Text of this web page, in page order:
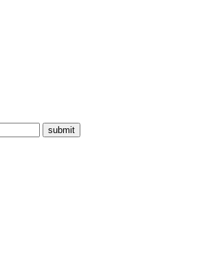
submit